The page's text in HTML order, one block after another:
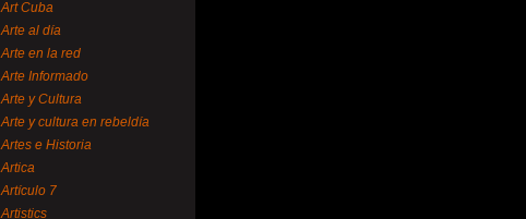
Art Cuba
Arte al día
Arte en la red
Arte Informado
Arte y Cultura
Arte y cultura en rebeldía
Artes e Historia
Artica
Artículo 7
Artistics